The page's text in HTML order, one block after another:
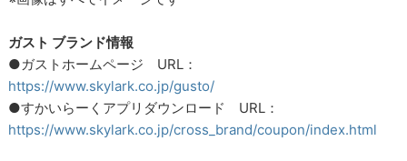
ガスト ブランド情報
●ガストホームページ URL：
https://www.skylark.co.jp/gusto/
●すかいらーくアプリダウンロード URL：
https://www.skylark.co.jp/cross_brand/coupon/index.html